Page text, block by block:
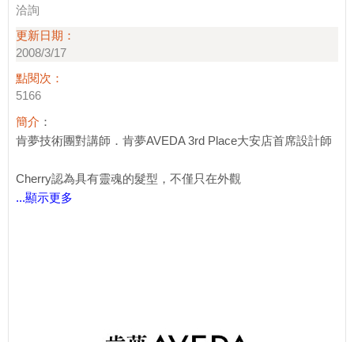
洽詢
更新日期：
2008/3/17
點閱次：
5166
簡介 ：
肯夢技術團對講師．肯夢AVEDA 3rd Place大安店首席設計師
Cherry認為具有靈魂的髮型，不僅只在外觀
...顯示更多